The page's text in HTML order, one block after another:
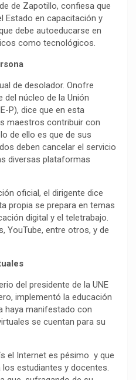
de Zapotillo, confiesa que
Estado en capacitación y
debe autoeducarse en
como tecnológicos.
de desolador. Onofre
del núcleo de la Unión
P), dice que en esta
maestros contribuir con
de ello es que de sus
deben cancelar el servicio
diversas plataformas
oficial, el dirigente dice
propia se prepara en temas
digital y el teletrabajo.
YouTube, entre otros, y de
del presidente de la UNE
implementó la educación
haya manifestado con
se cuentan para su
el Internet es pésimo y que
estudiantes y docentes.